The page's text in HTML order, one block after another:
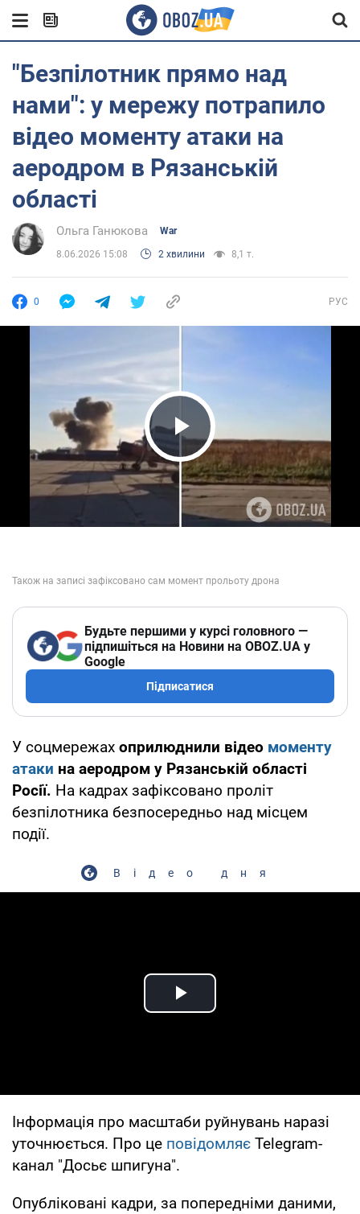
"Безпілотник прямо над
нами": у мережу потрапило
відео моменту атаки на
аеродром в Рязанській
області
Ольга Ганюкова War
8.06.2026 15:08 2 хвилини 8,1 т.
0 РУС
Play Video
Будьте першими у курсі головного —
підпишіться на Новини на OBOZ.UA у
Google
Підписатися
У соцмережах оприлюднили відео моменту
атаки на аеродром у Рязанській області
Росії. На кадрах зафіксовано проліт
безпілотника безпосередньо над місцем
події.
Відео дня
Play Video
Інформація про масштаби руйнувань наразі
уточнюється. Про це повідомляє Telegram-
канал "Досьє шпигуна".
Опубліковані кадри, за попередніми даними,